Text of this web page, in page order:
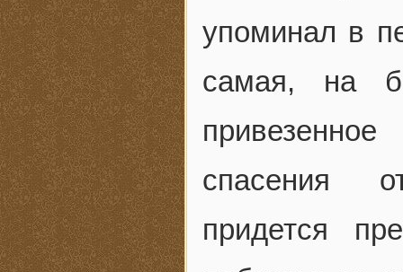
упоминал в
самая, на
спасения
придется